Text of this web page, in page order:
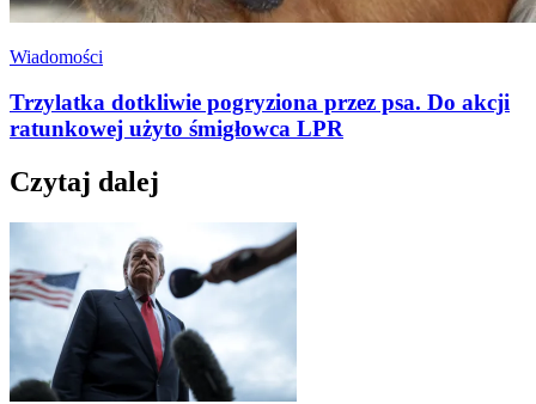
Wiadomości
Trzylatka dotkliwie pogryziona przez psa. Do akcji
ratunkowej użyto śmigłowca LPR
Czytaj dalej